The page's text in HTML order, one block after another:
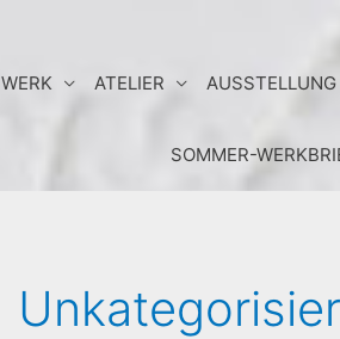
WERK ATELIER AUSSTELLUNG
SOMMER-